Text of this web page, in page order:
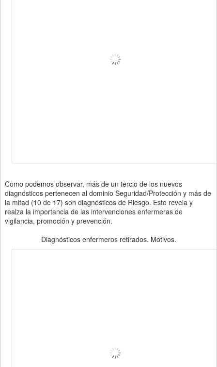
Como podemos observar, más de un tercio de los nuevos
diagnósticos pertenecen al dominio Seguridad/Protección y más de
la mitad (10 de 17) son diagnósticos de Riesgo. Esto revela y
realza la importancia de las intervenciones enfermeras de
vigilancia, promoción y prevención.
Diagnósticos enfermeros retirados. Motivos.